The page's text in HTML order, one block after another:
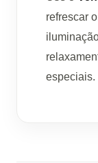
refrescar
especiais.